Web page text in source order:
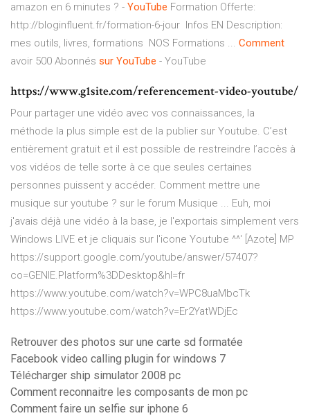
amazon en 6 minutes ? - YouTube Formation Offerte:
http://bloginfluent.fr/formation-6-jour ️ Infos EN Description:
mes outils, livres, formations ️ NOS Formations ... Comment
avoir 500 Abonnés sur YouTube - YouTube
https://www.g1site.com/referencement-video-youtube/
Pour partager une vidéo avec vos connaissances, la
méthode la plus simple est de la publier sur Youtube. C’est
entièrement gratuit et il est possible de restreindre l’accès à
vos vidéos de telle sorte à ce que seules certaines
personnes puissent y accéder. Comment mettre une
musique sur youtube ? sur le forum Musique ... Euh, moi
j'avais déjà une vidéo à la base, je l'exportais simplement vers
Windows LIVE et je cliquais sur l'icone Youtube ^^' [Azote] MP
https://support.google.com/youtube/answer/57407?
co=GENIE.Platform%3DDesktop&hl=fr
https://www.youtube.com/watch?v=WPC8uaMbcTk
https://www.youtube.com/watch?v=Er2YatWDjEc
Retrouver des photos sur une carte sd formatée
Facebook video calling plugin for windows 7
Télécharger ship simulator 2008 pc
Comment reconnaitre les composants de mon pc
Comment faire un selfie sur iphone 6